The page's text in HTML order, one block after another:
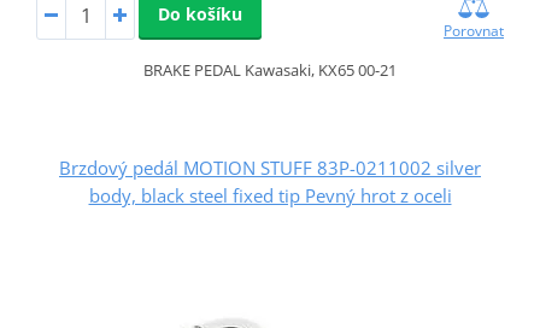
Do košíku
Porovnat
BRAKE PEDAL Kawasaki, KX65 00-21
Brzdový pedál MOTION STUFF 83P-0211002 silver
body, black steel fixed tip Pevný hrot z oceli